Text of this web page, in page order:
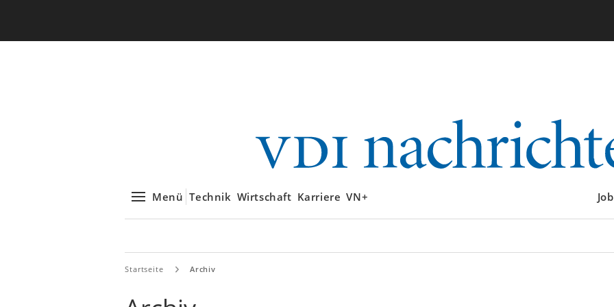
Menü Technik Wirtschaft Karriere VN+
Startseite Archiv